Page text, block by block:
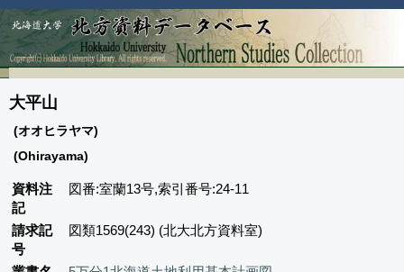
大平山
(オオヒラヤマ)
(Ohirayama)
資料注
記
図番:室蘭13号,索引番号:24-11
請求記
号
図類1569(243) (北大北方資料室)